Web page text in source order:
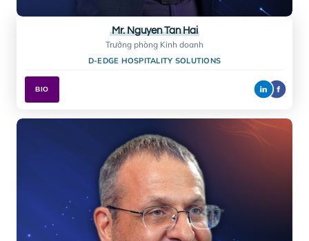
PANEL OF EXPERTS FOR TOURISM, UNITED NATIONS